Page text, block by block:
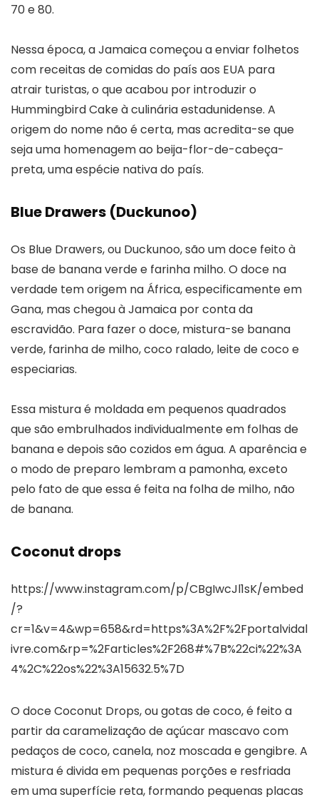
70 e 80.
Nessa época, a Jamaica começou a enviar folhetos
com receitas de comidas do país aos EUA para
atrair turistas, o que acabou por introduzir o
Hummingbird Cake à culinária estadunidense. A
origem do nome não é certa, mas acredita-se que
seja uma homenagem ao beija-flor-de-cabeça-
preta, uma espécie nativa do país.
Blue Drawers (Duckunoo)
Os Blue Drawers, ou Duckunoo, são um doce feito à
base de banana verde e farinha milho. O doce na
verdade tem origem na África, especificamente em
Gana, mas chegou à Jamaica por conta da
escravidão. Para fazer o doce, mistura-se banana
verde, farinha de milho, coco ralado, leite de coco e
especiarias.
Essa mistura é moldada em pequenos quadrados
que são embrulhados individualmente em folhas de
banana e depois são cozidos em água. A aparência e
o modo de preparo lembram a pamonha, exceto
pelo fato de que essa é feita na folha de milho, não
de banana.
Coconut drops
https://www.instagram.com/p/CBgIwcJl1sK/embed
/?
cr=1&v=4&wp=658&rd=https%3A%2F%2Fportalvidal
ivre.com&rp=%2Farticles%2F268#%7B%22ci%22%3A
4%2C%22os%22%3A15632.5%7D
O doce Coconut Drops, ou gotas de coco, é feito a
partir da caramelização de açúcar mascavo com
pedaços de coco, canela, noz moscada e gengibre. A
mistura é divida em pequenas porções e resfriada
em uma superfície reta, formando pequenas placas